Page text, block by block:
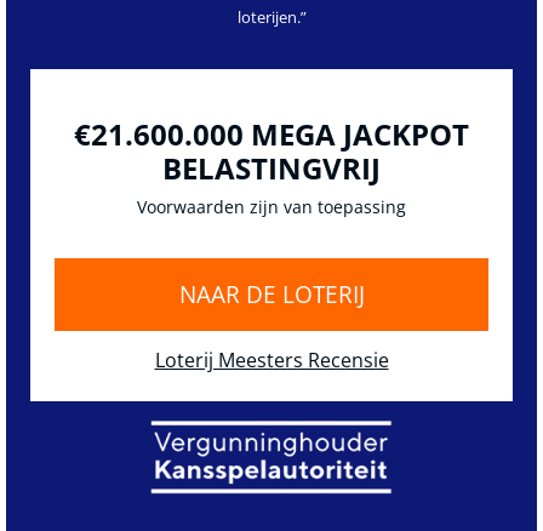
loterijen.”
€21.600.000 MEGA JACKPOT‎
BELASTINGVRIJ
Voorwaarden zijn van toepassing
NAAR DE LOTERIJ
Loterij Meesters Recensie